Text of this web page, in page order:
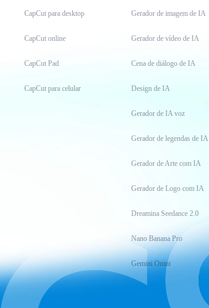
CapCut para desktop
CapCut online
CapCut Pad
CapCut para celular
Gerador de imagem de IA
Gerador de vídeo de IA
Cena de diálogo de IA
Design de IA
Gerador de IA voz
Gerador de legendas de IA
Gerador de Arte com IA
Gerador de Logo com IA
Dreamina Seedance 2.0
Nano Banana Pro
Gemini Omni